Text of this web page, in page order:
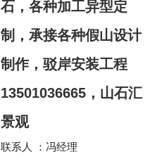
石，各种加工异型定
制，承接各种假山设计
制作，驳岸安装工程
13501036665，山石汇
景观
联系人 ：冯经理